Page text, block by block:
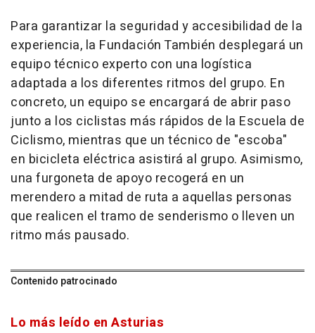
Para garantizar la seguridad y accesibilidad de la
experiencia, la Fundación También desplegará un
equipo técnico experto con una logística
adaptada a los diferentes ritmos del grupo. En
concreto, un equipo se encargará de abrir paso
junto a los ciclistas más rápidos de la Escuela de
Ciclismo, mientras que un técnico de "escoba"
en bicicleta eléctrica asistirá al grupo. Asimismo,
una furgoneta de apoyo recogerá en un
merendero a mitad de ruta a aquellas personas
que realicen el tramo de senderismo o lleven un
ritmo más pausado.
Contenido patrocinado
Lo más leído en Asturias